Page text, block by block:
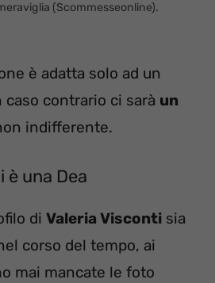
(Scommesseonline).
è adatta solo ad un
contrario ci sarà un
indifferente.
è una Dea
di Valeria Visconti sia
corso del tempo, ai
mai mancate le foto